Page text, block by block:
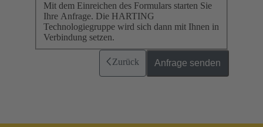
Mit dem Einreichen des Formulars starten Sie
Ihre Anfrage. Die HARTING
Technologiegruppe wird sich dann mit Ihnen in
Verbindung setzen.
Zurück Anfrage senden